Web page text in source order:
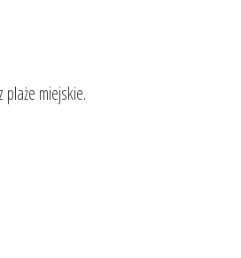
miejskie.